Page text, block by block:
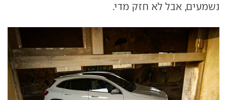
נשמעים, אבל לא חזק מדי.